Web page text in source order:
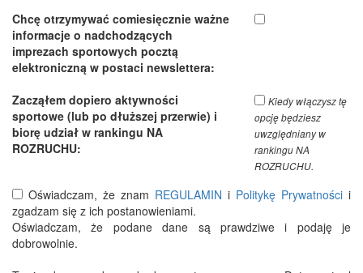
Chcę otrzymywać comiesięcznie ważne
informacje o nadchodzących
imprezach sportowych pocztą
elektroniczną w postaci newslettera:
Zacząłem dopiero aktywności
sportowe (lub po dłuższej przerwie) i
biorę udział w rankingu NA
ROZRUCHU:
Kiedy włączysz tę
opcję będziesz
uwzględniany w
rankingu NA
ROZRUCHU.
Oświadczam, że znam REGULAMIN i Politykę Prywatności i
zgadzam się z ich postanowieniami.
Oświadczam, że podane dane są prawdziwe i podaję je
dobrowolnie.